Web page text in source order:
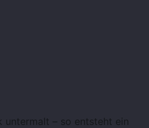
untermalt – so entsteht ein